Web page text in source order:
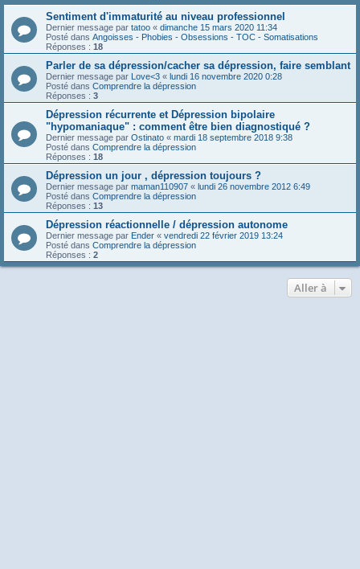
Sentiment d'immaturité au niveau professionnel
Dernier message par tatoo « dimanche 15 mars 2020 11:34
Posté dans Angoisses - Phobies - Obsessions - TOC - Somatisations
Réponses : 18
Parler de sa dépression/cacher sa dépression, faire semblant
Dernier message par Love<3 « lundi 16 novembre 2020 0:28
Posté dans Comprendre la dépression
Réponses : 3
Dépression récurrente et Dépression bipolaire
"hypomaniaque" : comment être bien diagnostiqué ?
Dernier message par Ostinato « mardi 18 septembre 2018 9:38
Posté dans Comprendre la dépression
Réponses : 18
Dépression un jour , dépression toujours ?
Dernier message par maman110907 « lundi 26 novembre 2012 6:49
Posté dans Comprendre la dépression
Réponses : 13
Dépression réactionnelle / dépression autonome
Dernier message par Ender « vendredi 22 février 2019 13:24
Posté dans Comprendre la dépression
Réponses : 2
Aller à